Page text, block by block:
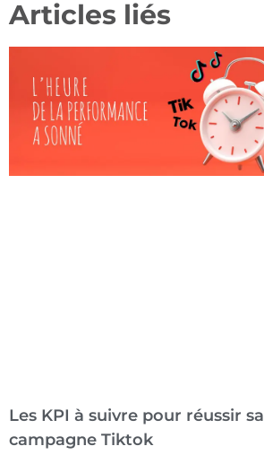
Articles liés
Les KPI à suivre pour réussir sa
campagne Tiktok